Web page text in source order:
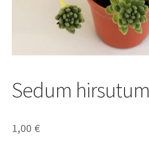
Sedum hirsutum
1,00 €